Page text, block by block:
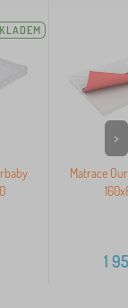
Matrace
1
>